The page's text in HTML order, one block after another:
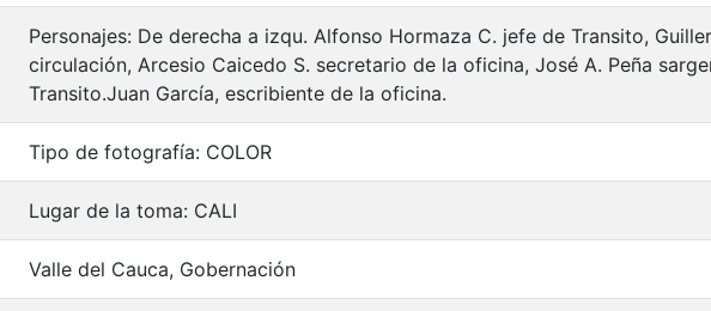
Personajes: De derecha a izqu. Alfonso Hormaza C. jefe de Transito,
circulación, Arcesio Caicedo S. secretario de la oficina, José A. Peña
Transito.Juan García, escribiente de la oficina.
Tipo de fotografía: COLOR
Lugar de la toma: CALI
Valle del Cauca, Gobernación